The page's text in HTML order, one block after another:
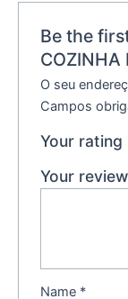
Be the
COZINHA
O seu
Campos
Your rating
Your review
Name *